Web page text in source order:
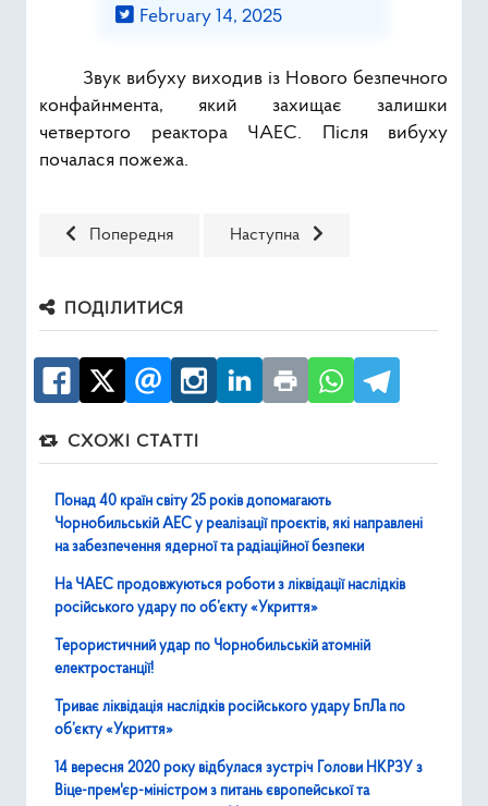
February 14, 2025
Звук вибуху виходив із Нового безпечного
конфайнмента, який захищає залишки
четвертого реактора ЧАЕС. Після вибуху
почалася пожежа.
Попередня стаття: Володимир Зеленський: Росія – це
Попередня Наступна стаття: Глава МАГАТЕ
Наступна
ПОДІЛИТИСЯ
СХОЖІ СТАТТІ
Понад 40 країн світу 25 років допомагають
Чорнобильській АЕС у реалізації проєктів, які направлені
на забезпечення ядерної та радіаційної безпеки
На ЧАЕС продовжуються роботи з ліквідації наслідків
російського удару по об’єкту «Укриття»
Терористичний удар по Чорнобильській атомній
електростанції!
Триває ліквідація наслідків російського удару БпЛа по
об’єкту «Укриття»
14 вересня 2020 року відбулася зустріч Голови НКРЗУ з
Віце-прем'єр-міністром з питань європейської та